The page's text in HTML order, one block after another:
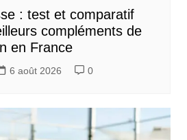
: test et comparatif
compléments de
en France
6 août 2026 0